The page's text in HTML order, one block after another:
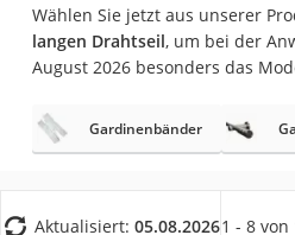
Wählen Sie jetzt aus unserer
langen Drahtseil, um bei der
August 2026 besonders das
Gardinenbänder
Aktualisiert: 05.08.20261 - 8 von